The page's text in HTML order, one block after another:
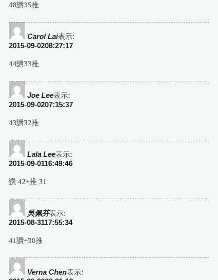
48讚35推
Carol Lai表示:
2015-09-0208:27:17
44讚33推
Joe Lee表示:
2015-09-0207:15:37
43讚32推
Lala Lee表示:
2015-09-0116:49:46
讚 42+推 31
吳佩芬表示:
2015-08-3117:55:34
41讚+30推
Verna Chen表示: